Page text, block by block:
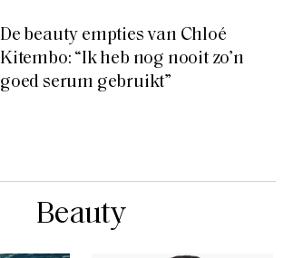
De beauty empties van Chloé
Kitembo: “Ik heb nog nooit zo’n
goed serum gebruikt”
Beauty